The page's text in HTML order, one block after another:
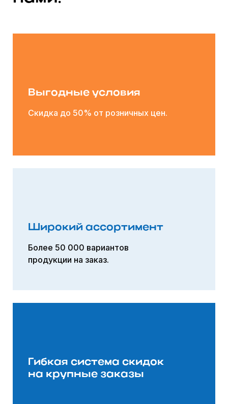
Выгодные условия
Скидка до 50% от розничных цен.
Широкий ассортимент
Более 50 000 вариантов
продукции на заказ.
Гибкая система скидок
на крупные заказы